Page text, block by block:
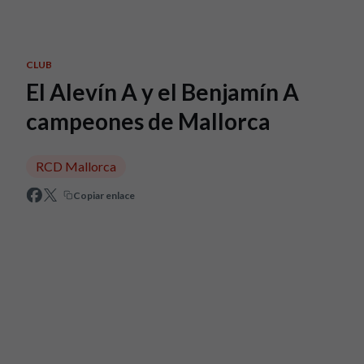
CLUB
El Alevín A y el Benjamín A
campeones de Mallorca
RCD Mallorca
Copiar enlace